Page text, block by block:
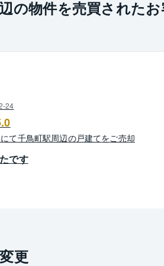
の物件を売買された
24
にて千鳥町駅周辺の戸建てをご売却
です
更